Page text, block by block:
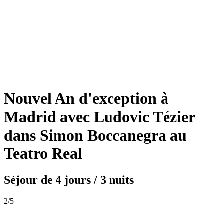
Nouvel An d'exception à
Madrid avec Ludovic Tézier
dans Simon Boccanegra au
Teatro Real
Séjour de 4 jours / 3 nuits
2/5